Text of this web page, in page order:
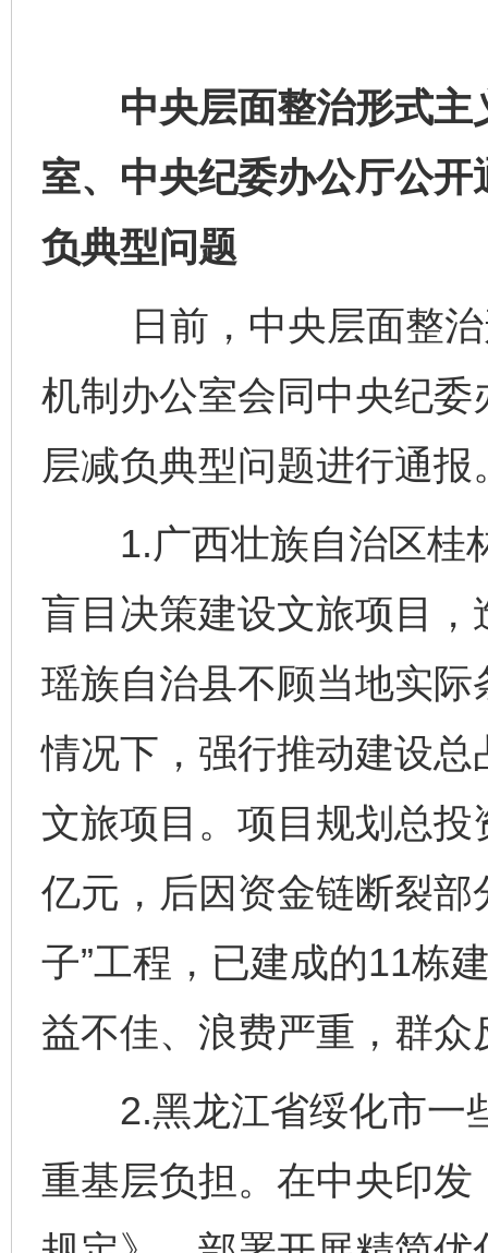
中央层面整治形式主
室、中央纪委办公厅公
负典型问题
日前，中央层面整治
机制办公室会同中央纪
层减负典型问题进行通报
1.广西壮族自治区桂
盲目决策建设文旅项目
瑶族自治县不顾当地实
情况下，强行推动建设
文旅项目。项目规划总
亿元，后因资金链断裂部
子”工程，已建成的11栋
益不佳、浪费严重，群众
2.黑龙江省绥化市一
重基层负担。在中央印